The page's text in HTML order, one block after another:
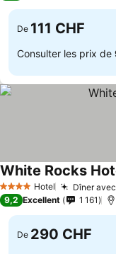
De 111 CHF
Consulter les prix de
4 Étoiles Hotel Dîner
White Rocks
9,2 Excellent 1 161
De 290 CHF